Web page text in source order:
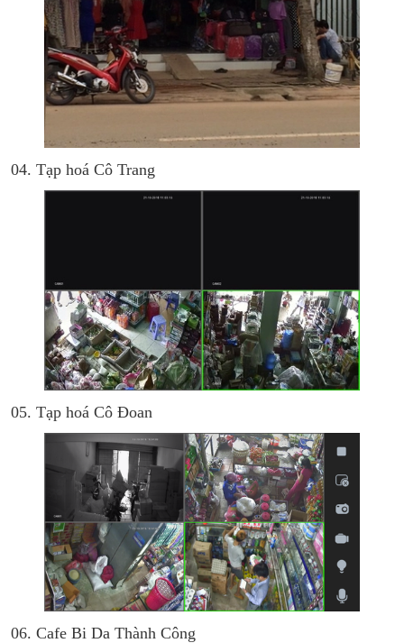
04. Tạp hoá Cô Trang
05. Tạp hoá Cô Đoan
06. Cafe Bi Da Thành Công